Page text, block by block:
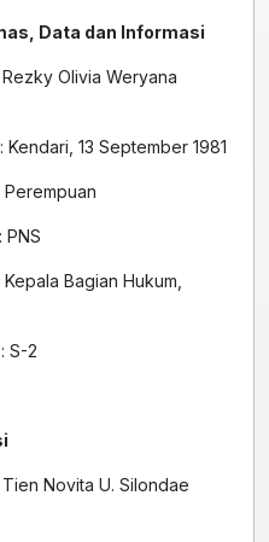
Data dan Informasi
Olivia Weryana
13 September 1981
Hukum,
2
U. Silondae